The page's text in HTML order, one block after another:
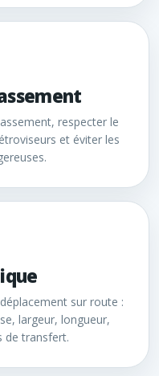
respecter le
et éviter les
sur route :
largeur, longueur,
de transfert.